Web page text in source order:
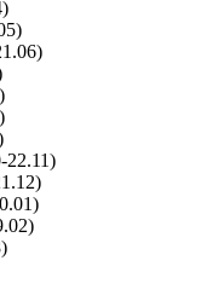
22.11)